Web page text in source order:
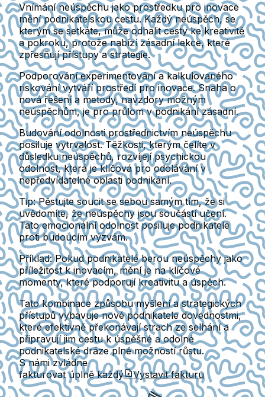
Vnímání neúspěchu jako prostředku pro inovace
mění podnikatelskou cestu. Každý neúspěch, se
kterým se setkáte, může odhalit cesty ke kreativitě
a pokroku, protože nabízí zásadní lekce, které
zpřesňují přístupy a strategie.
Podporování experimentování a kalkulovaného
riskování vytváří prostředí pro inovace. Snaha o
nová řešení a metody, navzdory možným
neúspěchům, je pro průlom v podnikání zásadní.
Budování odolnosti prostřednictvím neúspěchu
posiluje vytrvalost. Těžkosti, kterým čelíte v
důsledku neúspěchů, rozvíjejí psychickou
odolnost, která je klíčová pro odolávání v
nepředvídatelné oblasti podnikání.
Tip:Pěstujte soucit se sebou samým tím, že si
uvědomíte, že neúspěchy jsou součástí učení.
Tato emocionální odolnost posiluje podnikatele
proti budoucím výzvám.
Příklad:Pokud podnikatelé berou neúspěchy jako
příležitost k inovacím, mění je na klíčové
momenty, které podporují kreativitu a úspěch.
Tato kombinace způsobu myšlení a strategických
přístupů vybavuje nové podnikatele dovednostmi,
které efektivně překonávají strach ze selhání a
připravují jim cestu k úspěšné a odolné
podnikatelské dráze plné možností růstu.
S námi zvládne
fakturovat úplně každý
Vystavit fakturu